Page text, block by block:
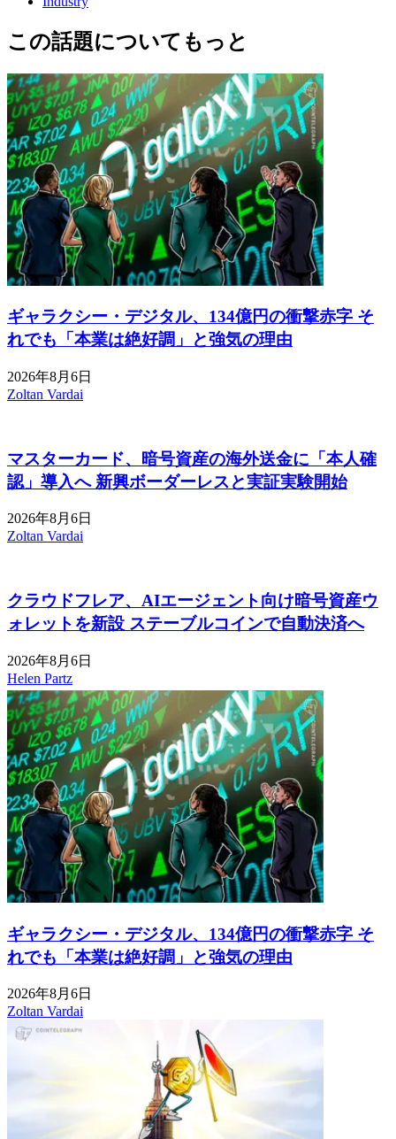
この話題についてもっと
ギャラクシー・デジタル、134億円の衝撃赤字 そ
れでも「本業は絶好調」と強気の理由
2026年8月6日
Zoltan Vardai
マスターカード、暗号資産の海外送金に「本人確
認」導入へ 新興ボーダーレスと実証実験開始
2026年8月6日
Zoltan Vardai
クラウドフレア、AIエージェント向け暗号資産ウ
ォレットを新設 ステーブルコインで自動決済へ
2026年8月6日
Helen Partz
ギャラクシー・デジタル、134億円の衝撃赤字 そ
れでも「本業は絶好調」と強気の理由
2026年8月6日
Zoltan Vardai